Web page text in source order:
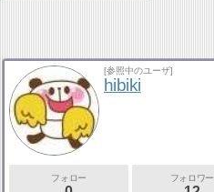
[参照中のユーザ]
hibiki
フォロー フォロワー